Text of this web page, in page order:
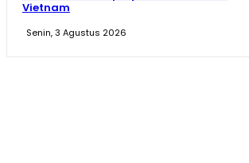
Vietnam
Senin, 3 Agustus 2026